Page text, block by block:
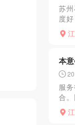
苏
度
喉
推
本
服
合
号
谈